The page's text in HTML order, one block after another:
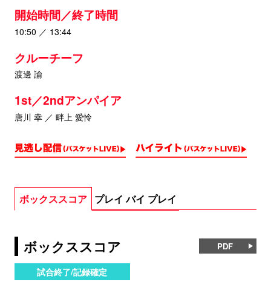
開始時間／終了時間
10:50 ／ 13:44
クルーチーフ
渡邊 諭
1st／2ndアンパイア
唐川 幸 ／ 畔上 愛怜
ボックススコア プレイ バイ プレイ
ボックススコア PDF
試合終了/記録確定